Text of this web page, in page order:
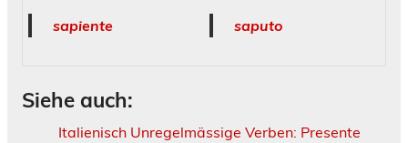
sapiente
saputo
Siehe auch:
Italienisch Unregelmässige Verben: Presente